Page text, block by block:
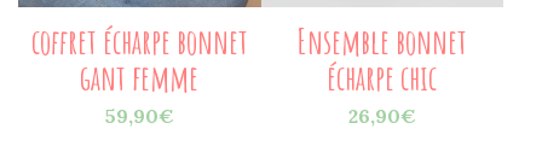
coffret écharpe bonnet
gant femme
59,90€
Ensemble bonnet
écharpe chic
26,90€